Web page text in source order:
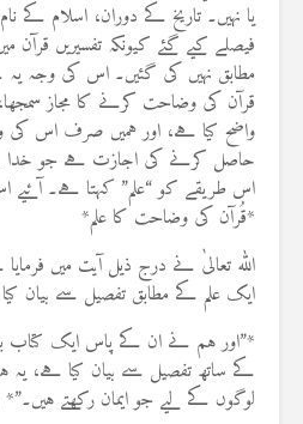
یا نہیں۔ تاریخ کے دوران، اسلام کے
فیصلے کیے گئے کیونکہ تفسیریں قرآن
مطابق نہیں کی گئیں۔ اس کی وجہ
قرآن کی وضاحت کرنے کا مجاز
واضح کیا ہے، اور ہمیں صرف اس کی
حاصل کرنے کی اجازت ہے جو خدا
اس طریقے کو “علم” کہتا ہے۔ آئیے
*قُرآن کی وضاحت کا علم*
اللہ تعالیٰ نے درج ذیل آیت میں
ایک علم کے مطابق تفصیل سے بیان
*”اور ہم نے ان کے پاس ایک
کے ساتھ تفصیل سے بیان کیا ہے،
لوگوں کے لیے جو ایمان رکھتے ہیں۔”*